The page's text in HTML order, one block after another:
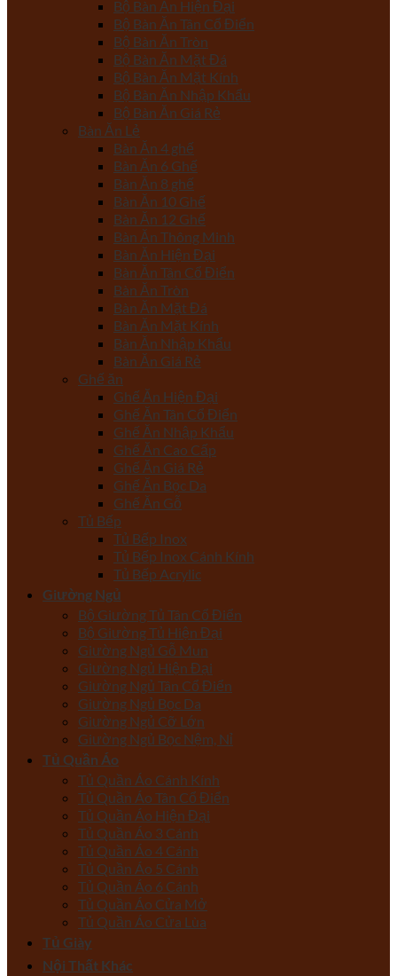
Bộ Bàn Ăn Hiện Đại
Bộ Bàn Ăn Tân Cổ Điển
Bộ Bàn Ăn Tròn
Bộ Bàn Ăn Mặt Đá
Bộ Bàn Ăn Mặt Kính
Bộ Bàn Ăn Nhập Khẩu
Bộ Bàn Ăn Giá Rẻ
Bàn Ăn Lẻ
Bàn Ăn 4 ghế
Bàn Ăn 6 Ghế
Bàn Ăn 8 ghế
Bàn Ăn 10 Ghế
Bàn Ăn 12 Ghế
Bàn Ăn Thông Minh
Bàn Ăn Hiện Đại
Bàn Ăn Tân Cổ Điển
Bàn Ăn Tròn
Bàn Ăn Mặt Đá
Bàn Ăn Mặt Kính
Bàn Ăn Nhập Khẩu
Bàn Ăn Giá Rẻ
Ghế ăn
Ghế Ăn Hiện Đại
Ghế Ăn Tân Cổ Điển
Ghế Ăn Nhập Khẩu
Ghế Ăn Cao Cấp
Ghế Ăn Giá Rẻ
Ghế Ăn Bọc Da
Ghế Ăn Gỗ
Tủ Bếp
Tủ Bếp Inox
Tủ Bếp Inox Cánh Kính
Tủ Bếp Acrylic
Giường Ngủ
Bộ Giường Tủ Tân Cổ Điển
Bộ Giường Tủ Hiện Đại
Giường Ngủ Gỗ Mun
Giường Ngủ Hiện Đại
Giường Ngủ Tân Cổ Điển
Giường Ngủ Bọc Da
Giường Ngủ Cỡ Lớn
Giường Ngủ Bọc Nệm, Nỉ
Tủ Quần Áo
Tủ Quần Áo Cánh Kính
Tủ Quần Áo Tân Cổ Điển
Tủ Quần Áo Hiện Đại
Tủ Quần Áo 3 Cánh
Tủ Quần Áo 4 Cánh
Tủ Quần Áo 5 Cánh
Tủ Quần Áo 6 Cánh
Tủ Quần Áo Cửa Mở
Tủ Quần Áo Cửa Lùa
Tủ Giày
Nội Thất Khác